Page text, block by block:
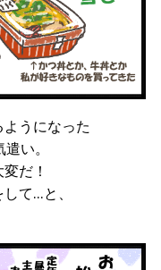
うになった
い。
だ！
て…と、